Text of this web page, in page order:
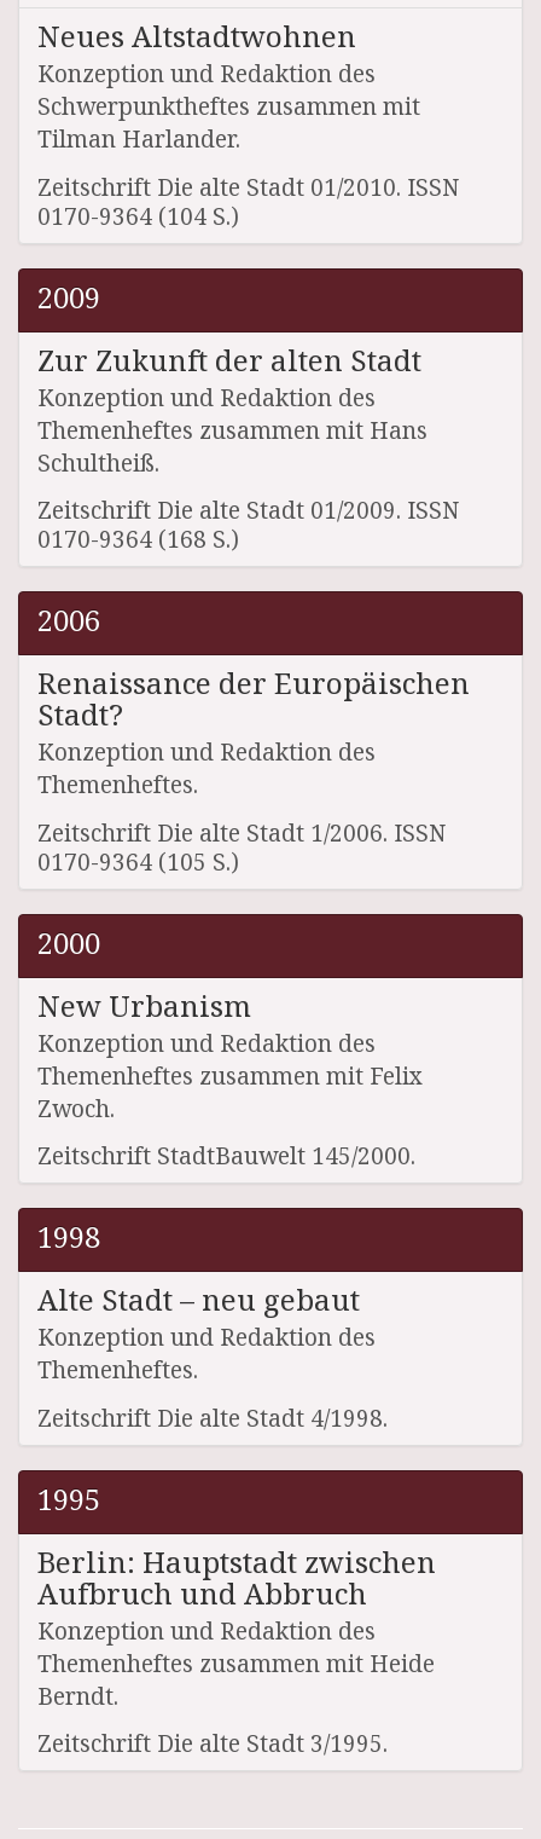
Neues Altstadtwohnen
Konzeption und Redaktion des
Schwerpunktheftes zusammen mit
Tilman Harlander.
Zeitschrift Die alte Stadt 01/2010. ISSN
0170-9364 (104 S.)
2009
Zur Zukunft der alten Stadt
Konzeption und Redaktion des
Themenheftes zusammen mit Hans
Schultheiß.
Zeitschrift Die alte Stadt 01/2009. ISSN
0170-9364 (168 S.)
2006
Renaissance der Europäischen
Stadt?
Konzeption und Redaktion des
Themenheftes.
Zeitschrift Die alte Stadt 1/2006. ISSN
0170-9364 (105 S.)
2000
New Urbanism
Konzeption und Redaktion des
Themenheftes zusammen mit Felix
Zwoch.
Zeitschrift StadtBauwelt 145/2000.
1998
Alte Stadt – neu gebaut
Konzeption und Redaktion des
Themenheftes.
Zeitschrift Die alte Stadt 4/1998.
1995
Berlin: Hauptstadt zwischen
Aufbruch und Abbruch
Konzeption und Redaktion des
Themenheftes zusammen mit Heide
Berndt.
Zeitschrift Die alte Stadt 3/1995.